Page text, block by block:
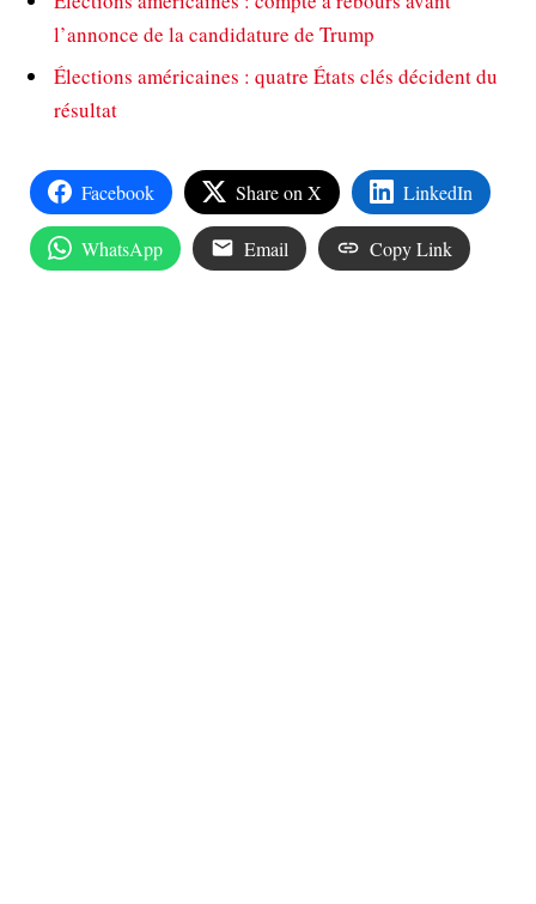
l’annonce de la candidature de Trump
Élections américaines : quatre États clés décident du
résultat
Facebook Share on X LinkedIn
WhatsApp Email Copy Link